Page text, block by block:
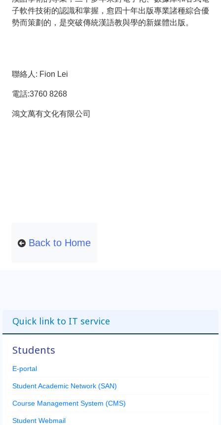
子軟件技術的認識和掌握，愈四十年出版專業諸種綜合優
勢而策劃的，是突破傳統漢語教與學的新媒體出版。
聯絡人: Fion Lei
電話:3760 8268
鴻文萬有文化有限公司
Back to Home
Quick link to IT service
Students
E-portal
Student Academic Network (SAN)
Course Management System (CMS)
Student Webmail